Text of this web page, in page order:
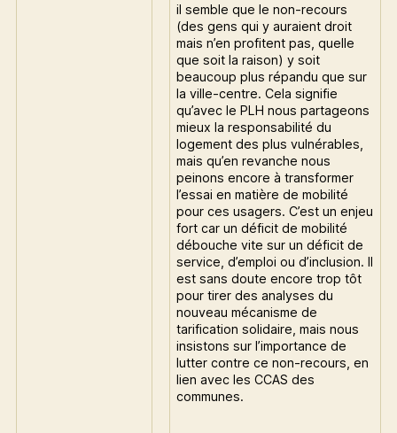
il semble que le non-recours
(des gens qui y auraient droit
mais n’en profitent pas, quelle
que soit la raison) y soit
beaucoup plus répandu que sur
la ville-centre. Cela signifie
qu’avec le PLH nous partageons
mieux la responsabilité du
logement des plus vulnérables,
mais qu’en revanche nous
peinons encore à transformer
l’essai en matière de mobilité
pour ces usagers. C’est un enjeu
fort car un déficit de mobilité
débouche vite sur un déficit de
service, d’emploi ou d’inclusion. Il
est sans doute encore trop tôt
pour tirer des analyses du
nouveau mécanisme de
tarification solidaire, mais nous
insistons sur l’importance de
lutter contre ce non-recours, en
lien avec les CCAS des
communes.